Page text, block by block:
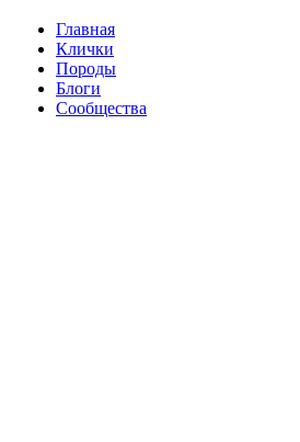
Главная
Клички
Породы
Блоги
Сообщества